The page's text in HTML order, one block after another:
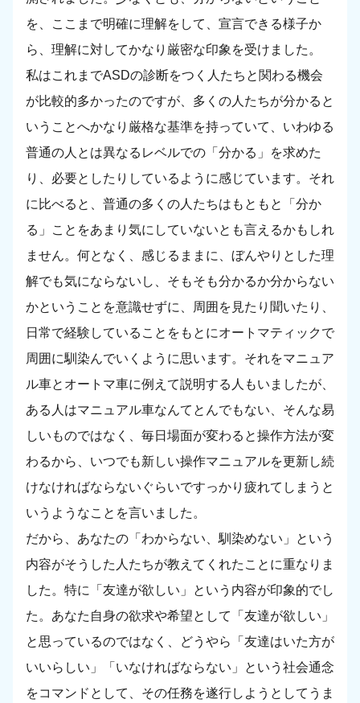
を、ここまで明確に理解をして、宣言できる様子か
ら、理解に対してかなり厳密な印象を受けました。
私はこれまでASDの診断をつく人たちと関わる機会
が比較的多かったのですが、多くの人たちが分かると
いうことへかなり厳格な基準を持っていて、いわゆる
普通の人とは異なるレベルでの「分かる」を求めた
り、必要としたりしているように感じています。それ
に比べると、普通の多くの人たちはもともと「分か
る」ことをあまり気にしていないとも言えるかもしれ
ません。何となく、感じるままに、ぼんやりとした理
解でも気にならないし、そもそも分かるか分からない
かということを意識せずに、周囲を見たり聞いたり、
日常で経験していることをもとにオートマティックで
周囲に馴染んでいくように思います。それをマニュア
ル車とオートマ車に例えて説明する人もいましたが、
ある人はマニュアル車なんてとんでもない、そんな易
しいものではなく、毎日場面が変わると操作方法が変
わるから、いつでも新しい操作マニュアルを更新し続
けなければならないぐらいですっかり疲れてしまうと
いうようなことを言いました。
だから、あなたの「わからない、馴染めない」という
内容がそうした人たちが教えてくれたことに重なりま
した。特に「友達が欲しい」という内容が印象的でし
た。あなた自身の欲求や希望として「友達が欲しい」
と思っているのではなく、どうやら「友達はいた方が
いいらしい」「いなければならない」という社会通念
をコマンドとして、その任務を遂行しようとしてうま